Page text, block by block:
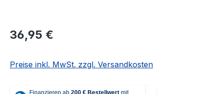
Regulärer Preis:
36,95 €
Preise inkl. MwSt. zzgl. Versandkosten